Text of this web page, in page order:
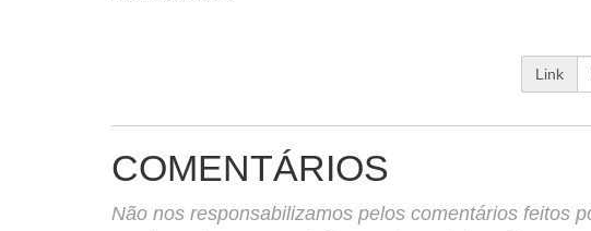
Link
COMENTÁRIOS
Não nos responsabilizamos pelos comentários feitos